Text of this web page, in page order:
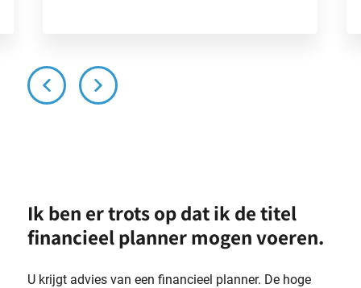
Ik ben er trots op dat ik de titel
financieel planner mogen voeren.
U krijgt advies van een financieel planner. De hoge